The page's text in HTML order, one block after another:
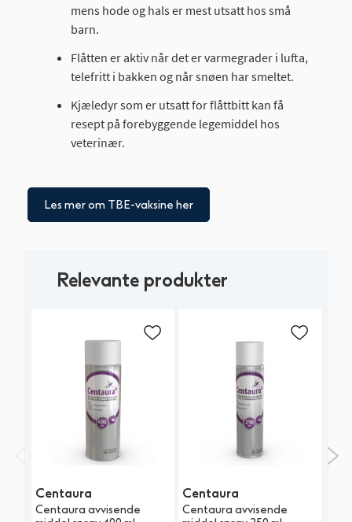
mens hode og hals er mest utsatt hos små
barn.
Flåtten er aktiv når det er varmegrader i lufta,
telefritt i bakken og når snøen har smeltet.
Kjæledyr som er utsatt for flåttbitt kan få
resept på forebyggende legemiddel hos
veterinær.
Les mer om TBE-vaksine her
Relevante produkter
Centaura
Centaura avvisende
Centaura
Centaura avvisende